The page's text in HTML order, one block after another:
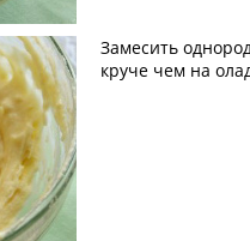
Замесить
круче чем на